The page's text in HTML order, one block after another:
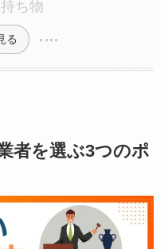
ち物
る
者を選ぶ3つのポ